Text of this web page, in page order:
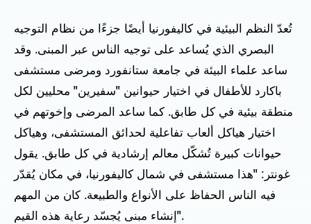
تُعدّ النظم البيئية في كاليفورنيا أيضًا جزءًا من نظام التوجيه
البصري الذي يُساعد على توجيه الناس عبر المبنى. وقد
ساعد علماء البيئة في جامعة ستانفورد ومرضى مستشفى
باكارد للأطفال في اختيار حيوانين "سفيرين" محليين لكل
منطقة بيئية في كل طابق. كما ساعد المرضى وإخوتهم في
اختيار هياكل ألعاب تفاعلية لحدائق المستشفى، وهياكل
حيوانات كبيرة تُشكّل معالم إرشادية في كل طابق. يقول
غونتر: "هذا مستشفى في شمال كاليفورنيا، في مكان يُقدّر
فيه الناس الحفاظ على الأنواع والطبيعة. كان من المهم
إنشاء مبنى يُجسّد رعاية هذه القيم".